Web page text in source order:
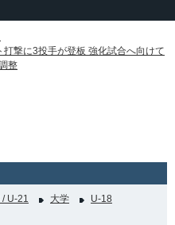
打撃に3投手が登板 強化試合へ向けて
整
/ U-21 大学
U-18